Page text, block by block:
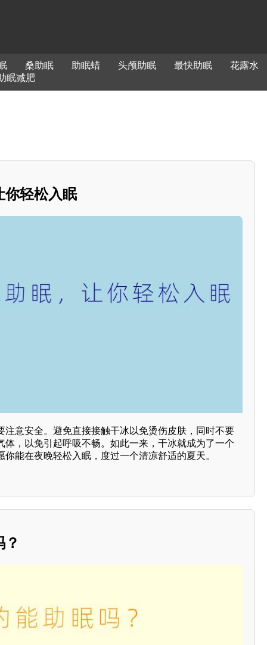
桑助眠 助眠蜡 头颅助眠 最快助眠
花露水
眠减肥
你轻松入眠
注意安全。避免直接接触干冰以免烫伤皮肤，同时不要
体，以免引起呼吸不畅。如此一来，干冰就成为了一个
能在夜晚轻松入眠，度过一个清凉舒适的夏天。